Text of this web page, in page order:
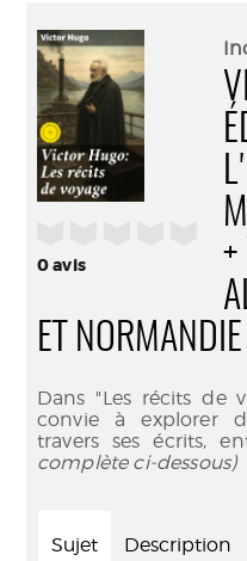
0avis
+
ET
Dans "Les récits de
convie à explorer
travers ses écrits,
complète ci-dessous)
Sujet Description